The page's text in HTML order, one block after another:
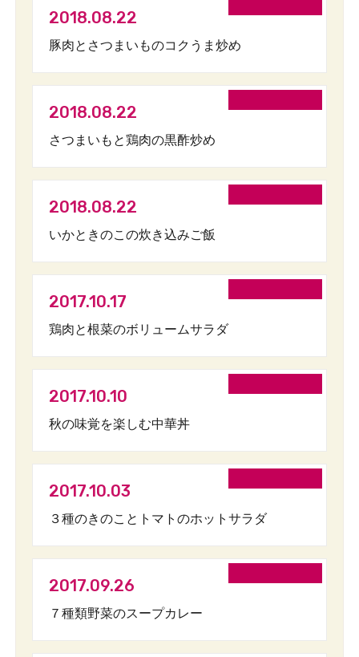
2018.08.22
豚肉とさつまいものコクうま炒め
2018.08.22
さつまいもと鶏肉の黒酢炒め
2018.08.22
いかときのこの炊き込みご飯
2017.10.17
鶏肉と根菜のボリュームサラダ
2017.10.10
秋の味覚を楽しむ中華丼
2017.10.03
３種のきのことトマトのホットサラダ
2017.09.26
７種類野菜のスープカレー